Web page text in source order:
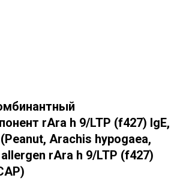
rAra h 9/LTP (f427) IgE,
Arachis hypogaea,
rAra h 9/LTP (f427)